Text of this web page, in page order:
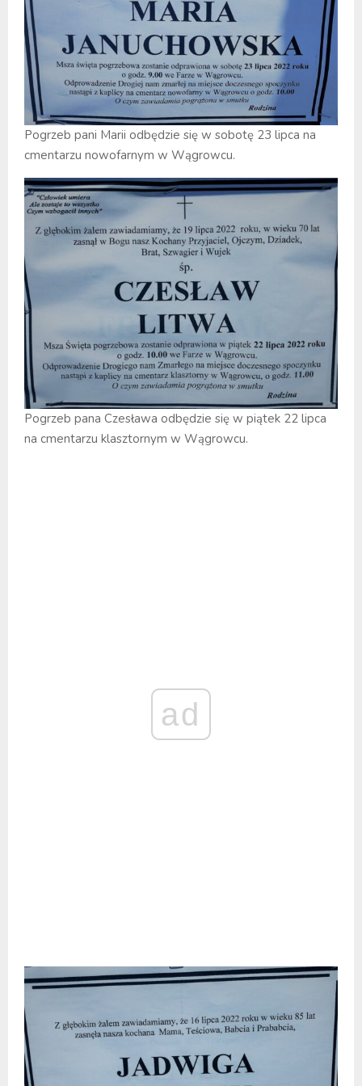
Pogrzeb pani Marii odbędzie się w sobotę 23 lipca na
cmentarzu nowofarnym w Wągrowcu.
Pogrzeb pana Czesława odbędzie się w piątek 22 lipca
na cmentarzu klasztornym w Wągrowcu.
ad